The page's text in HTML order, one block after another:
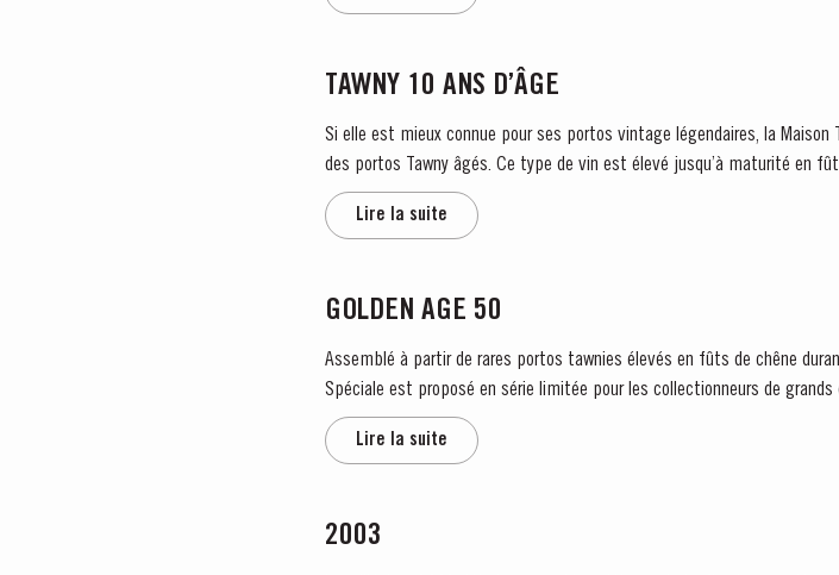
TAWNY 10 ANS D’ÂGE
Si elle est mieux connue pour ses portos vintage légendaires, la
des portos Tawny âgés. Ce type de vin est élevé jusqu’à maturité en
Lire la suite
GOLDEN AGE 50
Assemblé à partir de rares portos tawnies élevés en fûts de chêne
Lire la suite
2003
MASTERCLASSES NA TAYLOR'S
Masterclass do dia: Vargellas, disponível todos os dias às 15h. É